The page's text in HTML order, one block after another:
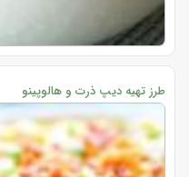
طرز تهیه دیپ ذرت و هالوپینو